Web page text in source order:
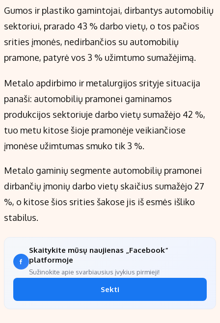
Gumos ir plastiko gamintojai, dirbantys automobilių
sektoriui, prarado 43 % darbo vietų, o tos pačios
srities įmonės, nedirbančios su automobilių
pramone, patyrė vos 3 % užimtumo sumažėjimą.
Metalo apdirbimo ir metalurgijos srityje situacija
panaši: automobilių pramonei gaminamos
produkcijos sektoriuje darbo vietų sumažėjo 42 %,
tuo metu kitose šioje pramonėje veikiančiose
įmonėse užimtumas smuko tik 3 %.
Metalo gaminių segmente automobilių pramonei
dirbančių įmonių darbo vietų skaičius sumažėjo 27
%, o kitose šios srities šakose jis iš esmės išliko
stabilus.
Skaitykite mūsų naujienas „Facebook“
platformoje
Sužinokite apie svarbiausius įvykius pirmieji!
Sekti